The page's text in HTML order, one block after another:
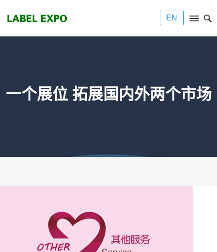
EN
一个展位 拓展国内外两个市场